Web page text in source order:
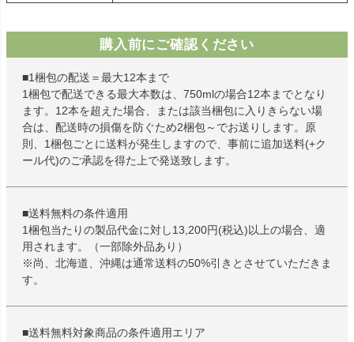
購入前にご確認ください
■1梱包の配送＝最大12本まで
1梱包で配送できる最大本数は、750mlの場合12本までとなり
ます。12本を超えた場合、または該当梱包に入りきらない場
合は、配送時の損傷を防ぐため2梱包～でお送りします。原
則、1梱包ごとに送料が発生しますので、事前に追加送料(+ク
ール代)のご承認を得た上で発送致します。
■送料無料の条件適用
1梱包当たりの製品代金に対し13,200円(税込)以上の場合、適
用されます。（一部除外品あり）
※尚、北海道、沖縄は通常送料の50%引きとさせていただきま
す。
■送料無料対象商品の条件適用エリア